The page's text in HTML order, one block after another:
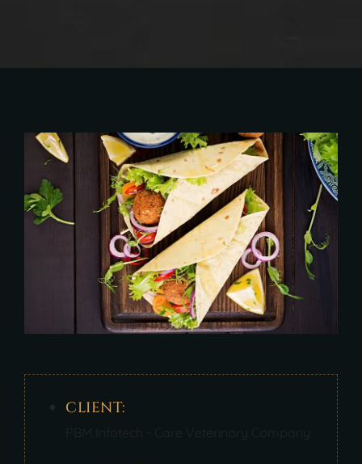
CLIENT:
PBM Infotech - Care Veterinary Company